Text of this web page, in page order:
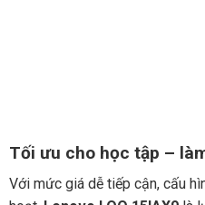
Tối ưu cho học tập –
Với mức giá dễ tiếp cận, cấu